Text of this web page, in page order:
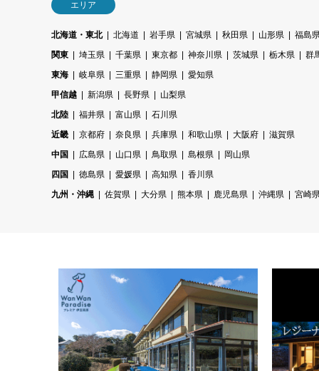
エリア
北海道・東北 北海道 岩手県 宮城県 秋田県 山形県 福島
関東
埼玉県 千葉県 東京都 神奈川県 茨城県 栃木県
群
東海
岐阜県 三重県 静岡県
愛知県
甲信越
新潟県 長野県
山梨県
北陸
福井県 富山県
石川県
近畿
京都府 奈良県 兵庫県 和歌山県 大阪府
滋賀県
中国
広島県 山口県 鳥取県 島根県
岡山県
四国
徳島県 愛媛県 高知県
香川県
九州・沖縄
佐賀県 大分県 熊本県 鹿児島県 沖縄県 宮崎